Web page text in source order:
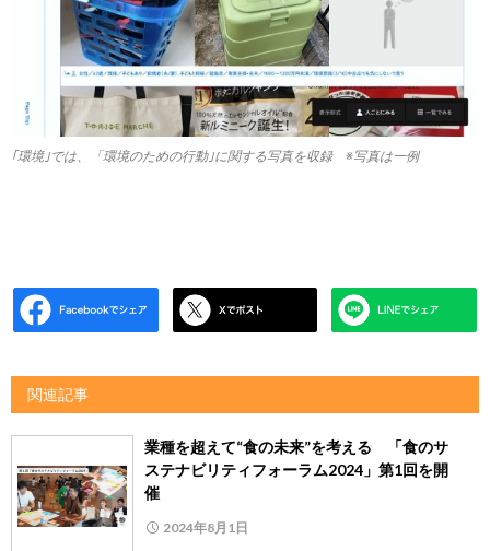
｢環境｣では、「環境のための行動｣に関する写真を収録 ※写真は一例
関連記事
業種を超えて“食の未来”を考える 「食のサ
ステナビリティフォーラム2024」第1回を開
催
2024年8月1日